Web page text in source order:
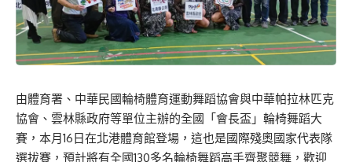
由體育署、中華民國輪椅體育運動舞蹈協會與中華帕拉林匹克
協會、雲林縣政府等單位主辦的全國「會長盃」輪椅舞蹈大
賽，本月16日在北港體育館登場，這也是國際殘奧國家代表隊
選拔賽，預計將有全國130多名輪椅舞蹈高手齊聚競舞，歡迎